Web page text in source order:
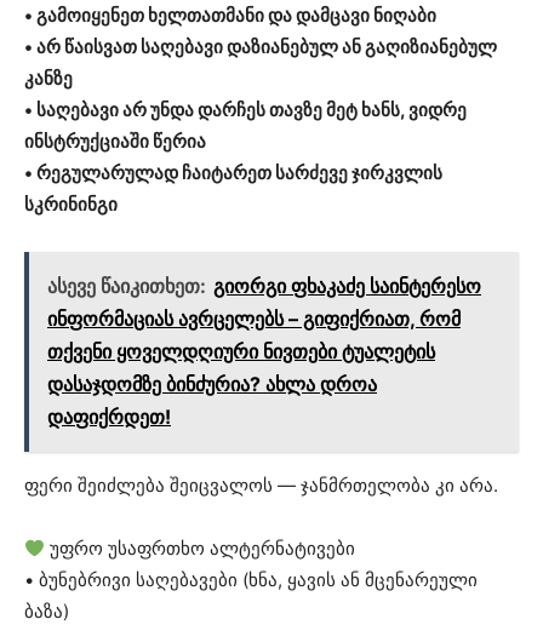
• გამოიყენეთ ხელთათმანი და დამცავი ნიღაბი
• არ წაისვათ საღებავი დაზიანებულ ან გაღიზიანებულ
კანზე
• საღებავი არ უნდა დარჩეს თავზე მეტ ხანს, ვიდრე
ინსტრუქციაში წერია
• რეგულარულად ჩაიტარეთ სარძევე ჯირკვლის
სკრინინგი
ასევე წაიკითხეთ: გიორგი ფხაკაძე საინტერესო
ინფორმაციას ავრცელებს – გიფიქრიათ, რომ
თქვენი ყოველდღიური ნივთები ტუალეტის
დასაჯდომზე ბინძურია? ახლა დროა
დაფიქრდეთ!
ფერი შეიძლება შეიცვალოს — ჯანმრთელობა კი არა.
უფრო უსაფრთხო ალტერნატივები
• ბუნებრივი საღებავები (ხნა, ყავის ან მცენარეული
ბაზა)